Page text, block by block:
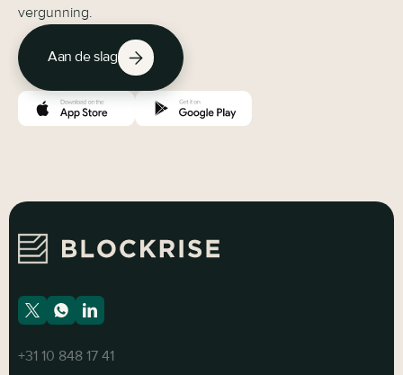
vergunning.
Aan de slag
+31 10 848 17 41